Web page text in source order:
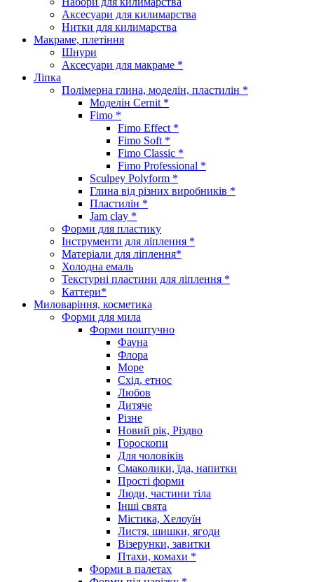
Аксесуари для килимарства
Нитки для килимарства
Макраме, плетіння
Шнури
Аксесуари для макраме *
Ліпка
Полімерна глина, моделін, пластилін *
Моделін Cernit *
Fimo *
Fimo Effect *
Fimo Soft *
Fimo Classic *
Fimo Professional *
Sculpey Polyform *
Глина від різних виробників *
Пластилін *
Jam clay *
Форми для пластику
Інструменти для ліплення *
Матеріали для ліплення*
Холодна емаль
Текстурні пластини для ліплення *
Каттери*
Миловаріння, косметика
Форми для мила
Форми поштучно
Фауна
Флора
Море
Схід, етнос
Любов
Дитяче
Різне
Новий рік, Різдво
Гороскопи
Для чоловіків
Смаколики, їда, напитки
Прості форми
Люди, частини тіла
Інші свята
Містика, Хелоуїн
Листя, шишки, ягоди
Візерунки, завитки
Птахи, комахи *
Форми в палетах